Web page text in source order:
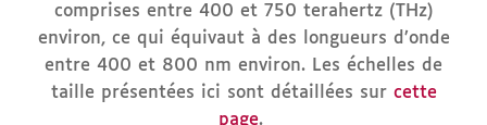
comprises entre 400 et 750 terahertz (THz)
environ, ce qui équivaut à des longueurs d’onde
entre 400 et 800 nm environ. Les échelles de
taille présentées ici sont détaillées sur cette
page.